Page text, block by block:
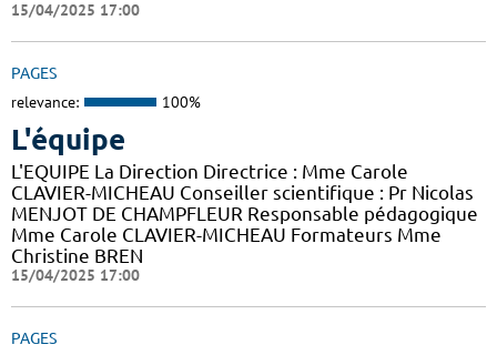
15/04/2025 17:00
PAGES
relevance: 100%
L'équipe
L'EQUIPE La Direction Directrice : Mme Carole
CLAVIER-MICHEAU Conseiller scientifique : Pr Nicolas
MENJOT DE CHAMPFLEUR Responsable pédagogique
Mme Carole CLAVIER-MICHEAU Formateurs Mme
Christine BREN
15/04/2025 17:00
PAGES